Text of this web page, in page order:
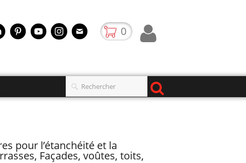
0
pour l’étanchéité et la
Façades, voûtes, toits,